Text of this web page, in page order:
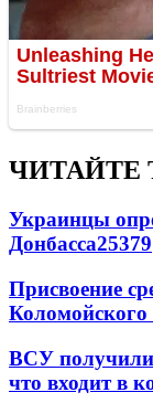
ЧИТАЙТЕ
Украинцы
Донбасса25379
Присвоение
Коломойского
ВСУ получили
что входит в